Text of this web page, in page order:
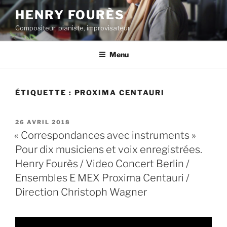
Aller
au
contenu
principal
HENRY FOURÈS
Compositeur, pianiste, improvisateur
Menu
ÉTIQUETTE : PROXIMA CENTAURI
PUBLIÉ
LE
26 AVRIL 2018
« Correspondances avec instruments »
Pour dix musiciens et voix enregistrées.
Henry Fourès / Video Concert Berlin /
Ensembles E MEX Proxima Centauri /
Direction Christoph Wagner